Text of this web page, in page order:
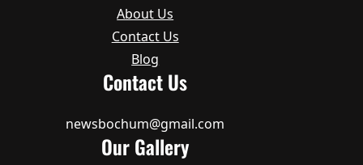
About Us
Contact Us
Blog
Contact Us
newsbochum@gmail.com
Our Gallery